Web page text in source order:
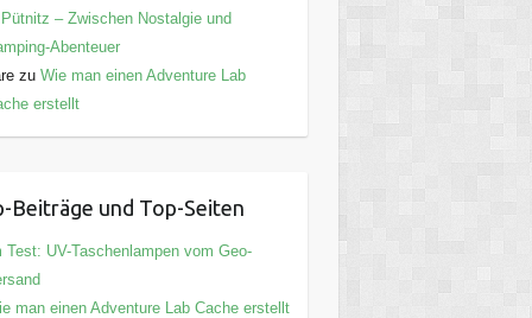
– Zwischen Nostalgie und
Abenteuer
zu Wie man einen Adventure Lab
erstellt
Beiträge und Top-Seiten
Test: UV-Taschenlampen vom Geo-
man einen Adventure Lab Cache erstellt